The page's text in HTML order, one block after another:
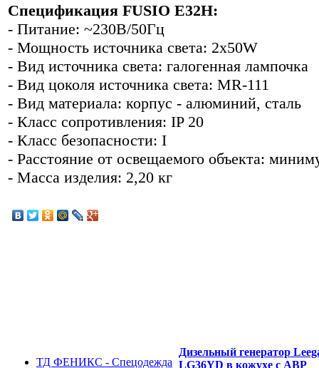
Спецификация FUSIO E32H:
- Питание: ~230В/50Гц
- Мощность источника света: 2x50W
- Вид источника света: галогенная лампочка
- Вид цоколя источника света: MR-111
- Вид материала: корпус - алюминий, сталь
- Класс сопротивления: IP 20
- Класс безопасности: I
- Расстояние от освещаемого объекта:
- Масса изделия: 2,20 кг
ТД ФЕНИКС - Спецодежда
Дизельный генератор
LG36YD в кожухе с АВР